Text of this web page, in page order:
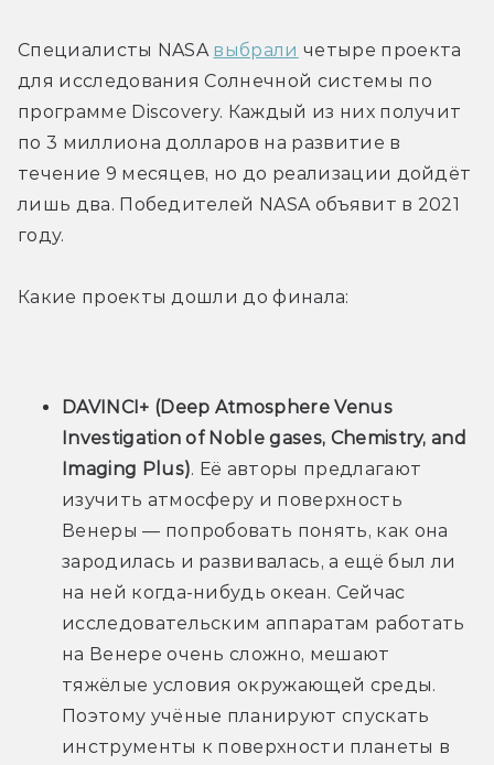
Специалисты NASA выбрали четыре проекта
для исследования Солнечной системы по
программе Discovery. Каждый из них получит
по 3 миллиона долларов на развитие в
течение 9 месяцев, но до реализации дойдёт
лишь два. Победителей NASA объявит в 2021
году.
Какие проекты дошли до финала:
DAVINCI+ (Deep Atmosphere Venus
Investigation of Noble gases, Chemistry, and
Imaging Plus). Её авторы предлагают
изучить атмосферу и поверхность
Венеры — попробовать понять, как она
зародилась и развивалась, а ещё был ли
на ней когда-нибудь океан. Сейчас
исследовательским аппаратам работать
на Венере очень сложно, мешают
тяжёлые условия окружающей среды.
Поэтому учёные планируют спускать
инструменты к поверхности планеты в